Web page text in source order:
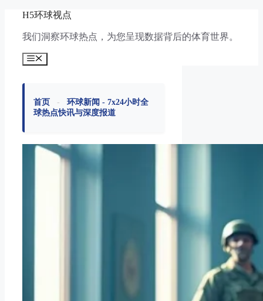
H5环球视点
我们洞察环球热点，为您呈现数据背后的体育世界。
菜
首页 -
环球新闻 - 7x24小时全
球热点快讯与深度报道